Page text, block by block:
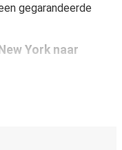
gegarandeerde
York naar
op onze website of